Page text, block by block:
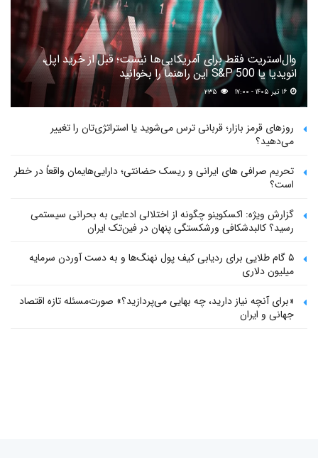
وال‌استریت فقط برای آمریکایی‌ها نیست؛ قبل از خرید اپل،
انویدیا یا S&P 500 این راهنما را بخوانید
۲۳۵
روزهای قرمز بازار؛ قربانی ترس می‌شوید یا استراتژی‌تان را تغییر
می‌دهید؟
تحریم صرافی های ایرانی و ریسک حضانتی؛ دارایی‌هایمان واقعاً در خطر
است؟
گزارش ویژه: اکسکوینو چگونه از اختلالی ادعایی به بحرانی سیستمی
رسید؟ کالبدشکافی ورشکستگی پنهان در فین‌تک ایران
۵ گام طلایی برای ردیابی کیف پول‌ نهنگ‌ها و به دست آوردن سرمایه
میلیون دلاری
«برای آنچه نیاز دارید، چه بهایی می‌پردازید؟» صورت‌مسئله تازه اقتصاد
جهانی و ایران